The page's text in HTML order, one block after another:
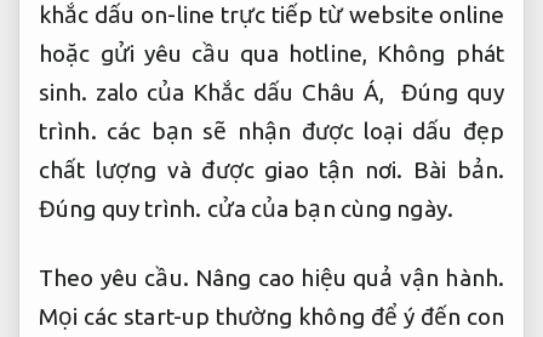
khắc dấu on-line trực tiếp từ website online
hoặc gửi yêu cầu qua hotline, Không phát
sinh. zalo của Khắc dấu Châu Á, Đúng quy
trình. các bạn sẽ nhận được loại dấu đẹp
chất lượng và được giao tận nơi. Bài bản.
Đúng quy trình. cửa của bạn cùng ngày.
Theo yêu cầu. Nâng cao hiệu quả vận hành.
Mọi các start-up thường không để ý đến con